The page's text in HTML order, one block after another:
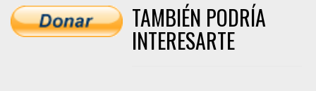
TAMBIÉN PODRÍA
INTERESARTE